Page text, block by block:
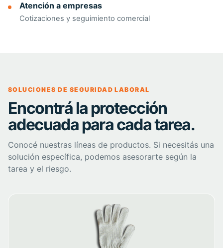
Atención a empresas
Cotizaciones y seguimiento comercial
SOLUCIONES DE SEGURIDAD LABORAL
Encontrá la protección
adecuada para cada tarea.
Conocé nuestras líneas de productos. Si necesitás una
solución específica, podemos asesorarte según la
tarea y el riesgo.